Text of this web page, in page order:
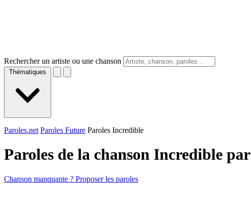
Rechercher un artiste ou une chanson
Thématiques
Paroles.net Paroles Future Paroles Incredible
Paroles de la chanson Incredible par
Chanson manquante ? Proposer les paroles